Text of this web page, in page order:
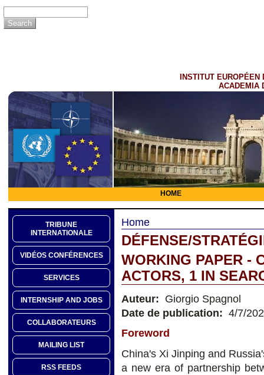
INSTITUT EUROPÉEN
ACADEMIA
HOME
TRIBUNE
INTERNATIONALE
VIDÉOS CONFÉRENCES
SERVICES
INTERNSHIP AND JOBS
COLLABORATEURS
MAILING LIST
RSS FEEDS
Home
DÉFENSE/
WORKING PAPER -
ACTORS, 1 IN
Auteur: Giorgio Spagnol
Date de publication: 4/7/
Foreword
China's Xi Jinping and
a new era of partnership